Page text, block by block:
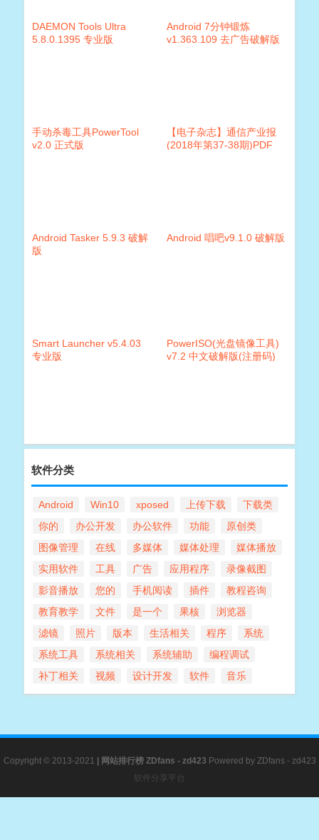
DAEMON Tools Ultra
5.8.0.1395 专业版
Android 7分钟锻炼
v1.363.109 去广告破解版
手动杀毒工具PowerTool
v2.0 正式版
【电子杂志】通信产业报
(2018年第37-38期)PDF
Android Tasker 5.9.3 破解
版
Android 唱吧v9.1.0 破解版
Smart Launcher v5.4.03
专业版
PowerISO(光盘镜像工具)
v7.2 中文破解版(注册码)
软件分类
Android Win10 xposed 上传下载
下载类
你的
办公开发 办公软件 功能
原创类
图像管理
在线 多媒体 媒体处理
媒体播放
实用软件
工具 广告 应用程序
录像截图
影音播放
您的 手机阅读 插件
教程咨询
教育教学
文件 是一个 果核
浏览器
滤镜
照片 版本 生活相关 程序
系统
系统工具
系统相关 系统辅助
编程调试
补丁相关
视频 设计开发 软件 音乐
Copyright © 2013-2021 网站排行榜ZDfans - zd423 Powered by ZDfans - zd423
软件分享平台